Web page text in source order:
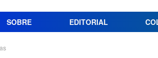
SOBRE EDITORIAL